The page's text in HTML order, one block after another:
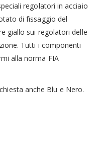
regolatori in acciaio
di fissaggio del
giallo sui regolatori delle
Tutti i componenti
alla norma FIA
anche Blu e Nero.